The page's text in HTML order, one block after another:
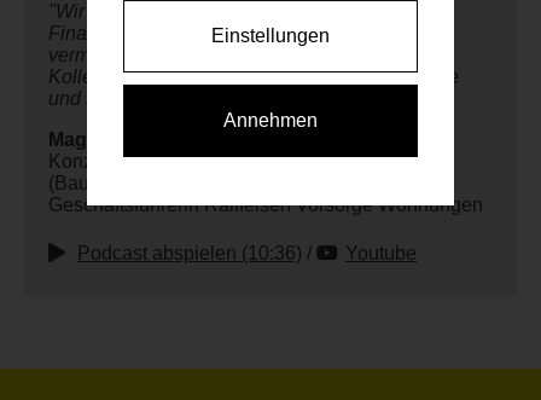
"Wir helfen auch gerne weiter, wenn es um
Finanzierungsthemen geht. Das heisst, wir
vermitteln entsprechende Kontakte. Mit den
Kollegen in der Landesbank gibt es kurze Wege
und hier unterstützen wir gerne."
Mag. Marion Weinberger-Fritz
Konzessionierte Immobilientreuhänderin
(Bauträger, Makler)
Geschäftsführerin Raiffeisen Vorsorge Wohnungen
Podcast abspielen (10:36) / Youtube
Einstellungen
Annehmen